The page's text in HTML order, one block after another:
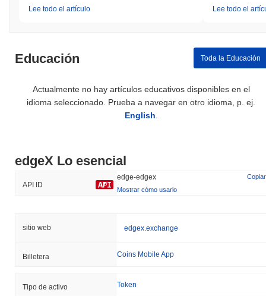
Lee todo el artículo Lee todo el
Educación Toda la Educación
Actualmente no hay artículos educativos disponibles en el
idioma seleccionado. Prueba a navegar en otro idioma, p. ej.
English
edgeX Lo esencial
API ID
edge-edgex
Copiar
Mostrar cómo usarlo
sitio web edgex.exchange
Billetera Coins Mobile App
Tipo de activo Token